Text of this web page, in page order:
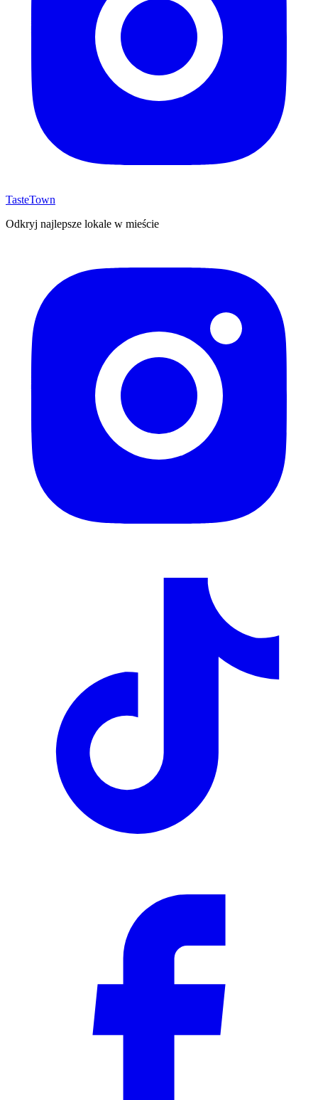
TasteTown
Odkryj najlepsze lokale w mieście